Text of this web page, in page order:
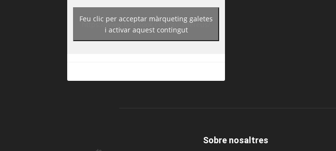
https://www.facebook.com/guiadereus/
Feu clic per acceptar màrqueting galetes
i activar aquest contingut
Sobre nosaltres